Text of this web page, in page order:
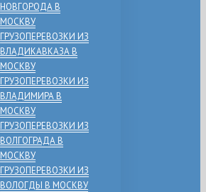
НОВГОРОДА В
МОСКВУ
ГРУЗОПЕРЕВОЗКИ ИЗ
ВЛАДИКАВКАЗА В
МОСКВУ
ГРУЗОПЕРЕВОЗКИ ИЗ
ВЛАДИМИРА В
МОСКВУ
ГРУЗОПЕРЕВОЗКИ ИЗ
ВОЛГОГРАДА В
МОСКВУ
ГРУЗОПЕРЕВОЗКИ ИЗ
ВОЛОГДЫ В МОСКВУ